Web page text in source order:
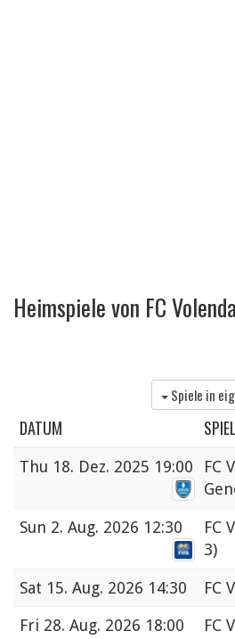
Heimspiele von FC
Spiele in
DATUM SPIEL
Thu 18. Dez. 2025 19:00
FC
Sun 2. Aug. 2026 12:30 FC
3)
Sat 15. Aug. 2026 14:30
FC
Fri 28. Aug. 2026 18:00
FC